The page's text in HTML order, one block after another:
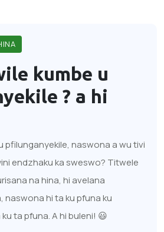
kumbe u
? a hi
pfilunganyekile, naswona a wu tivi
endzhaku ka sweswo? Titwele
na hina, hi avelana
naswona hi ta ku pfuna ku
ta pfuna. A hi buleni! 😃